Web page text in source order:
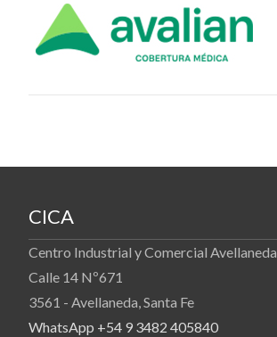
CICA
Centro Industrial y Comercial Avellaneda
Calle 14 Nº671
3561 - Avellaneda, Santa Fe
WhatsApp +54 9 3482 405840